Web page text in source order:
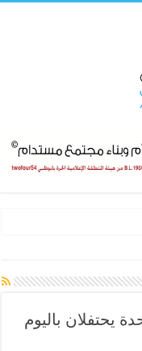
يحتفلان باليوم